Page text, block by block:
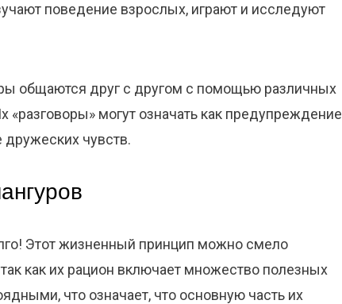
поведение взрослых, играют и исследуют
общаются друг с другом с помощью различных
«разговоры» могут означать как предупреждение
дружеских чувств.
Этот жизненный принцип можно смело
как их рацион включает множество полезных
что означает, что основную часть их